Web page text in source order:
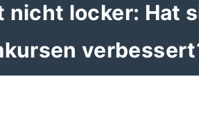
nicht locker: Hat